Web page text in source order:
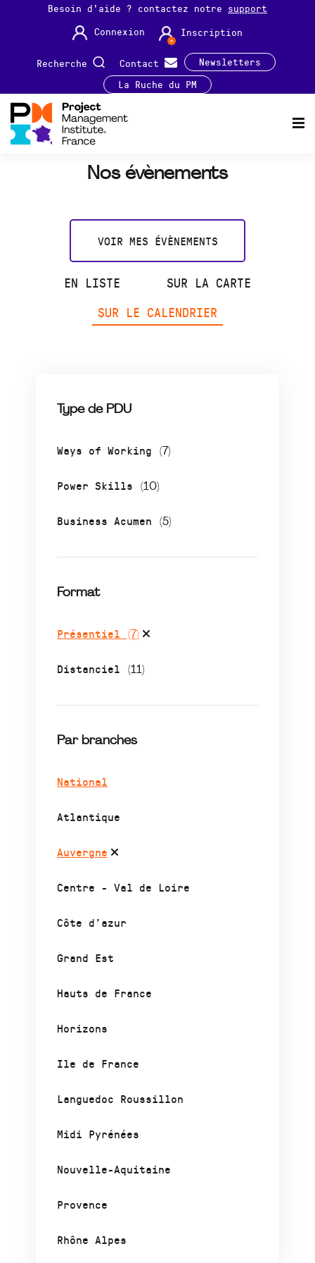
Besoin d'aide ? contactez notre support
Connexion
Inscription
Recherche Contact
Newsletters
La Ruche du PM
Nos évènements
VOIR MES ÉVÈNEMENTS
EN LISTE
SUR LA CARTE
SUR LE CALENDRIER
Type de PDU
Ways of Working (7)
Power Skills (10)
Business Acumen (5)
Format
Présentiel (7)
Distanciel (11)
Par branches
National
Atlantique
Auvergne
Centre - Val de Loire
Côte d’azur
Grand Est
Hauts de France
Horizons
Ile de France
Languedoc Roussillon
Midi Pyrénées
Nouvelle-Aquitaine
Provence
Rhône Alpes